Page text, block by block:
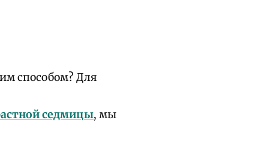
способом? Для
седмицы, мы